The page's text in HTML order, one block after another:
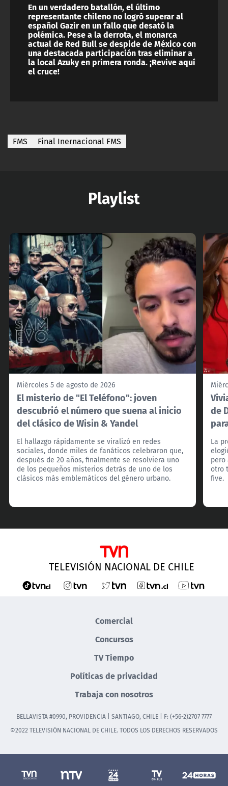
En un verdadero batallón, el último
representante chileno no logró superar al
español Gazir en un fallo que desató la
polémica. Pese a la derrota, el monarca
actual de Red Bull se despide de México con
una destacada participación tras eliminar a
la local Azuky en primera ronda. ¡Revive aquí
el cruce!
FMS Final Inernacional FMS
Playlist
Miércoles 5 de agosto de 2026
El misterio de "El Teléfono": joven
descubrió el número que suena al inicio
del clásico de Wisin & Yandel
El hallazgo rápidamente se viralizó en redes
sociales, donde miles de fanáticos celebraron que,
después de 20 años, finalmente se resolviera uno
de los pequeños misterios detrás de uno de los
clásicos más emblemáticos del género urbano.
de
La
pero
otro
five.
TELEVISIÓN NACIONAL DE CHILE
Comercial
Concursos
TV Tiempo
Políticas de privacidad
Trabaja con nosotros
BELLAVISTA #0990, PROVIDENCIA | SANTIAGO, CHILE | F: (+56-2)2707 7777
©2022 TELEVISIÓN NACIONAL DE CHILE. TODOS LOS DERECHOS RESERVADOS